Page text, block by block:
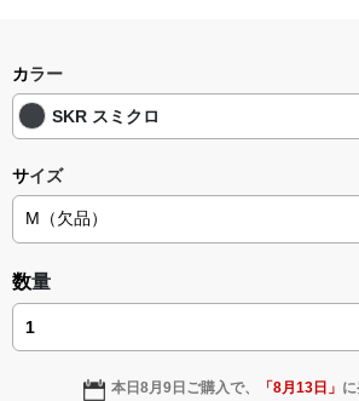
カラー
SKR スミクロ
サイズ
数量
本日8月9日 ご購入で、 「8月13日 」